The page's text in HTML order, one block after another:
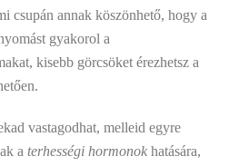
csupán annak köszönhető, hogy a
gyakorol a
kisebb görcsöket érezhetsz a
vastagodhat, melleid egyre
a terhességi hormonok hatására,